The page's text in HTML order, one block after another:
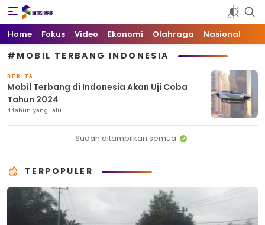
Kata Sumbar
Berita Sumbar Hari Ini
Home Fokus Video Ekonomi Olahraga Nasional
#MOBIL TERBANG INDONESIA
BERITA
Mobil Terbang di Indonesia Akan Uji Coba
Tahun 2024
4 tahun yang lalu
Sudah ditampilkan semua
TERPOPULER